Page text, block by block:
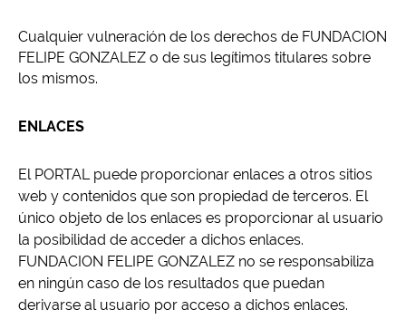
Cualquier vulneración de los derechos de FUNDACION
FELIPE GONZALEZ o de sus legítimos titulares sobre
los mismos.
ENLACES
El PORTAL puede proporcionar enlaces a otros sitios
web y contenidos que son propiedad de terceros. El
único objeto de los enlaces es proporcionar al usuario
la posibilidad de acceder a dichos enlaces.
FUNDACION FELIPE GONZALEZ no se responsabiliza
en ningún caso de los resultados que puedan
derivarse al usuario por acceso a dichos enlaces.